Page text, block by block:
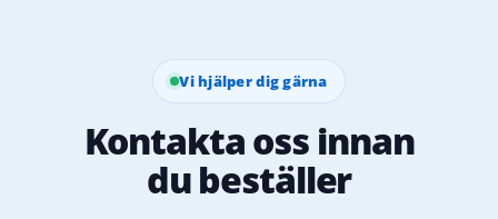
Vi hjälper dig gärna
Kontakta oss innan
du beställer